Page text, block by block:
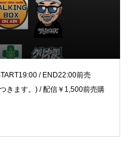
/ END22:00前売
きます。) / 配信￥1,500前売購